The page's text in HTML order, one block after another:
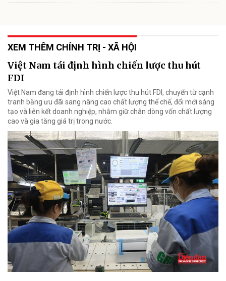
XEM THÊM CHÍNH TRỊ - XÃ HỘI
Việt Nam tái định hình chiến lược thu hút
FDI
Việt Nam đang tái định hình chiến lược thu hút FDI, chuyển từ cạnh
tranh bằng ưu đãi sang nâng cao chất lượng thể chế, đổi mới sáng
tạo và liên kết doanh nghiệp, nhằm giữ chân dòng vốn chất lượng
cao và gia tăng giá trị trong nước.